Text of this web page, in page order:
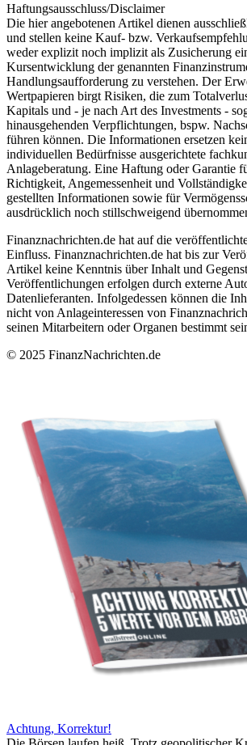
Haftungsausschluss/Disclaimer
Die hier angebotenen Artikel dienen
und stellen keine Kauf- bzw.
weder explizit noch implizit als Zusicherung
Kursentwicklung der genannten
Handlungsaufforderung zu verstehen. Der
Wertpapieren birgt Risiken, die zum
Kapitals und - je nach Art des Investments -
hinausgehenden Verpflichtungen, bspw.
führen können. Die Informationen ersetzen
individuellen Bedürfnisse ausgerichtete
Anlageberatung. Eine Haftung oder Garantie
Richtigkeit, Angemessenheit und
gestellten Informationen sowie für
ausdrücklich noch stillschweigend
Finanznachrichten.de hat auf die
Einfluss. Finanznachrichten.de hat bis zur
Artikel keine Kenntnis über Inhalt und
Veröffentlichungen erfolgen durch externe
Datenlieferanten. Infolgedessen können die
nicht von Anlageinteressen von
seinen Mitarbeitern oder Organen bestimmt
© 2025 FinanzNachrichten.de
Achtung, Korrektur!